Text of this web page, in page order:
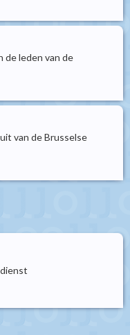
de leden van de
van de Brusselse